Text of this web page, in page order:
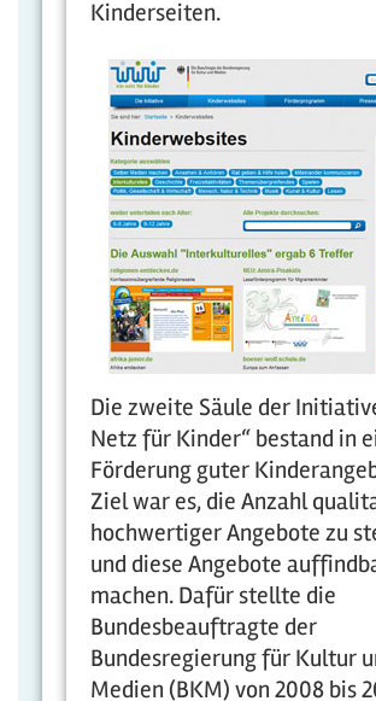
Kinderseiten.
Die zweite Säule der
Netz für Kinder“ bestand in
Förderung guter
Ziel war es, die Anzahl
hochwertiger Angebote zu
und diese Angebote
machen. Dafür stellte die
Bundesbeauftragte der
Bundesregierung für Kultur
Medien (BKM) von 2008 bis